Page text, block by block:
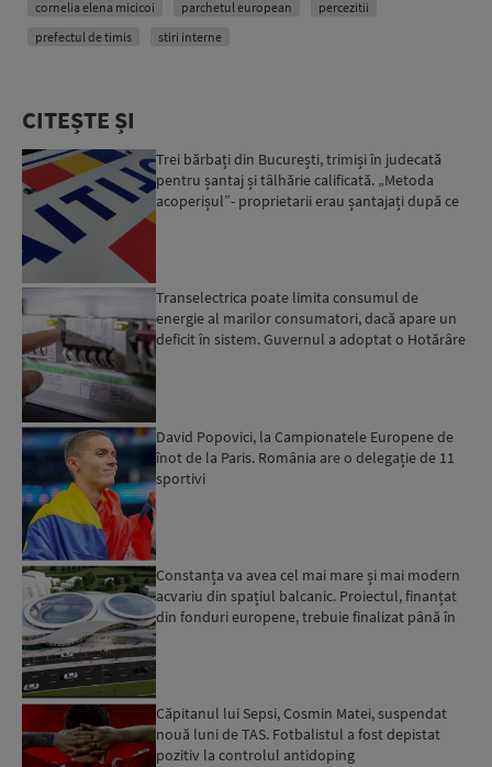
cornelia elena micicoi parchetul european
percezitii
prefectul de timis
stiri interne
CITEȘTE ȘI
Trei bărbați din București, trimiși în judecată
pentru șantaj și tâlhărie calificată. „Metoda
acoperișul”- proprietarii erau șantajați după ce
Transelectrica poate limita consumul de
energie al marilor consumatori, dacă apare un
deficit în sistem. Guvernul a adoptat o Hotărâre
David Popovici, la Campionatele Europene de
înot de la Paris. România are o delegație de 11
sportivi
Constanța va avea cel mai mare și mai modern
acvariu din spațiul balcanic. Proiectul, finanțat
din fonduri europene, trebuie finalizat până în
Căpitanul lui Sepsi, Cosmin Matei, suspendat
nouă luni de TAS. Fotbalistul a fost depistat
pozitiv la controlul antidoping